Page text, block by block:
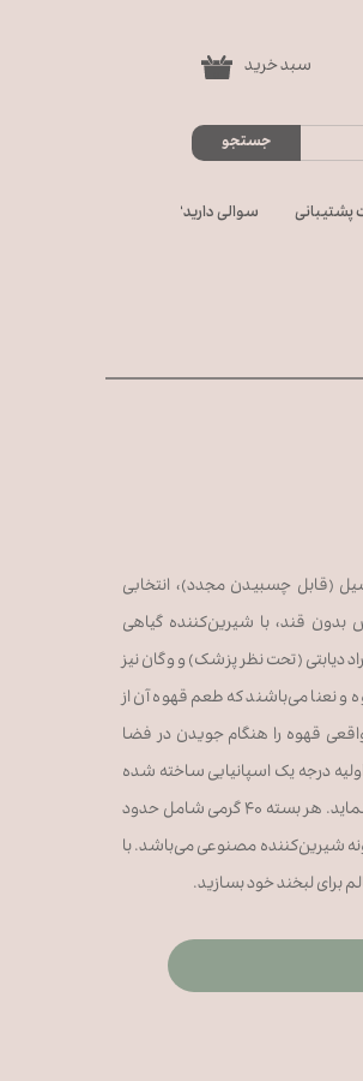
سوالی دارید؟
۰ سبد خرید
جستجو
(قابل چسبیدن مجدد)، انتخابی
قند، با شیرین‌کننده گیاهی
دیابتی (تحت نظر پزشک) و وگان نیز
نعنا می‌باشند که طعم قهوه آن از
قهوه را هنگام جویدن در فضا
درجه یک اسپانیایی ساخته شده
که بافتی یکنواخت و ماندگاری طعم بالا را از ابتدا تا انتها حفظ می‌نماید. هر بسته ۴۰ گرمی شامل حدود
شیرین‌کننده مصنوعی می‌باشد. با
لبخند خود بسازید.